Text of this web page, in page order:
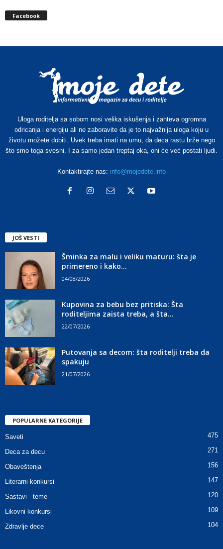
Facebook
Uloga roditelja sa sobom nosi velika iskušenja i zahteva ogromna
odricanja i energiju ali ne zaboravite da je to najvažnija uloga koju u
životu možete dobiti. Uvek treba imati na umu, da deca rastu brže nego
što smo toga svesni. I za samo jedan treptaj oka, oni će već postati ljudi.
Kontaktirajte nas: info@mojedete.info
JOŠ VESTI
Šminka za malu i veliku maturu: šta je
primereno i kako...
04/08/2026
Kupovina za bebu bez pritiska: Šta
roditeljima zaista treba, a šta...
22/07/2026
Putovanja sa decom: šta roditelji treba da
spakuju
21/07/2026
POPULARNE KATEGORIJE
Saveti 475
Deca za decu 271
Obaveštenja 156
Literarni konkursi 147
Sastavi - teme 120
Likovni konkursi 109
Zdravlje dece 104